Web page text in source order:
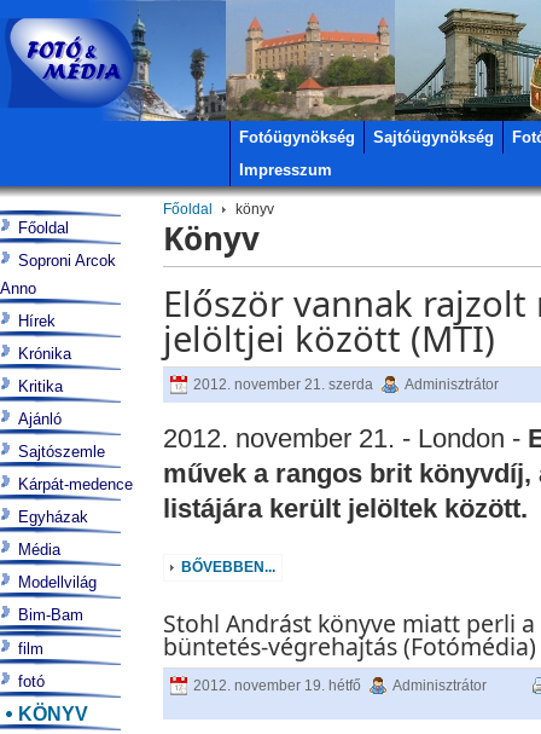
Fotóügynökség Sajtóügynökség
Impresszum
Főoldal könyv
Könyv
Először vannak
jelöltjei között (MTI)
2012. november 21. szerda Adminisztrátor
2012. november 21. - London -
művek a rangos brit
listájára került jelöltek között.
BŐVEBBEN...
Stohl Andrást könyve miatt perli a
büntetés-végrehajtás (Fotómédia)
2012. november 19. hétfő Adminisztrátor
Főoldal
Soproni Arcok
Anno
Hírek
Krónika
Kritika
Ajánló
Sajtószemle
Kárpát-medence
Egyházak
Média
Modellvilág
Bim-Bam
film
fotó
KÖNYV